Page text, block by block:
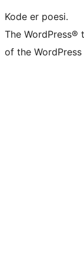
Kode er poesi.
The
of the